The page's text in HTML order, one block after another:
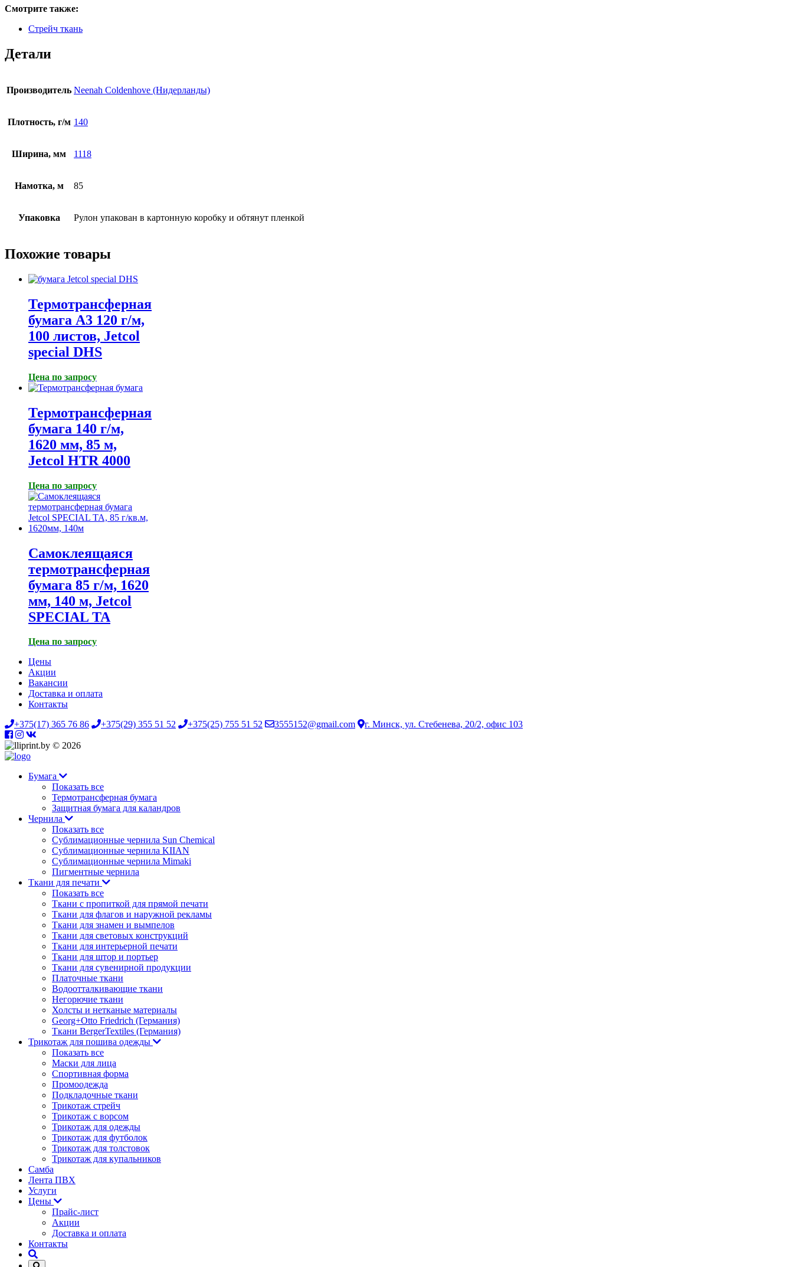
Смотрите также:
Стрейч ткань
Детали
Производитель Neenah Coldenhove (Нидерланды)
Плотность, г/м 140
Ширина, мм 1118
Намотка, м 85
Упаковка Рулон упакован в картонную коробку и обтянут пленкой
Похожие товары
Термотрансферная
бумага A3 120 г/м,
100 листов, Jetcol
special DHS
Цена по запросу
Термотрансферная
бумага 140 г/м,
1620 мм, 85 м,
Jetcol HTR 4000
Цена по запросу
Самоклеящаяся
термотрансферная
бумага 85 г/м, 1620
мм, 140 м, Jetcol
SPECIAL TA
Цена по запросу
Цены
Акции
Вакансии
Доставка и оплата
Контакты
+375(17) 365 76 86
+375(29) 355 51 52 +375(25) 755 51 52 3555152@gmail.com г. Минск, ул. Стебенева, 20/2, офис 103
© 2026
Бумага
Показать все
Термотрансферная бумага
Защитная бумага для каландров
Чернила
Показать все
Сублимационные чернила Sun Chemical
Сублимационные чернила KIIAN
Сублимационные чернила Mimaki
Пигментные чернила
Ткани для печати
Показать все
Ткани с пропиткой для прямой печати
Ткани для флагов и наружной рекламы
Ткани для знамен и вымпелов
Ткани для световых конструкций
Ткани для интерьерной печати
Ткани для штор и портьер
Ткани для сувенирной продукции
Платочные ткани
Водоотталкивающие ткани
Негорючие ткани
Холсты и нетканые материалы
Georg+Otto Friedrich (Германия)
Ткани BergerTextiles (Германия)
Трикотаж для пошива одежды
Показать все
Маски для лица
Спортивная форма
Промоодежда
Подкладочные ткани
Трикотаж стрейч
Трикотаж с ворсом
Трикотаж для одежды
Трикотаж для футболок
Трикотаж для толстовок
Трикотаж для купальников
Самба
Лента ПВХ
Услуги
Цены
Прайс-лист
Акции
Доставка и оплата
Контакты